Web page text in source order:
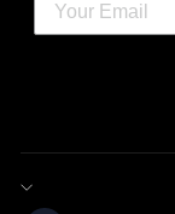
MAILINGLISTE